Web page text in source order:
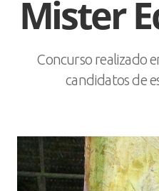
Mister
Concurso realizado
candidatos de